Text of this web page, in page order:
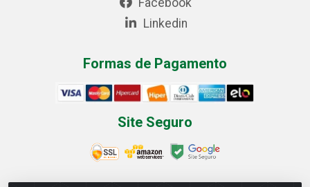
Facebook
Linkedin
Formas de Pagamento
Site Seguro